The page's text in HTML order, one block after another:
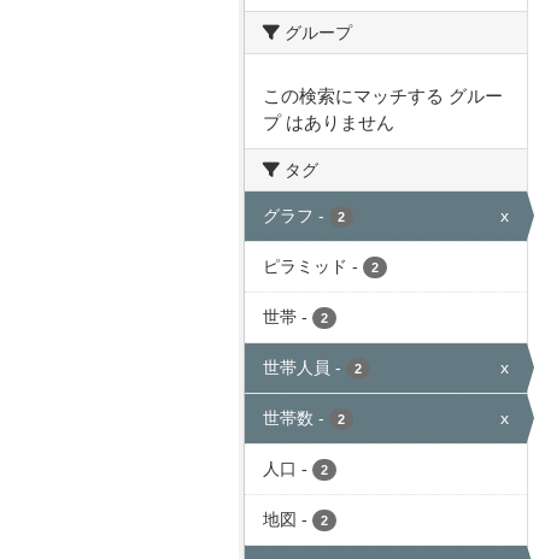
グループ
この検索にマッチする グルー
プ はありません
タグ
グラフ - 2 x
ピラミッド - 2
世帯 - 2
世帯人員 - 2 x
世帯数 - 2 x
人口 - 2
地図 - 2